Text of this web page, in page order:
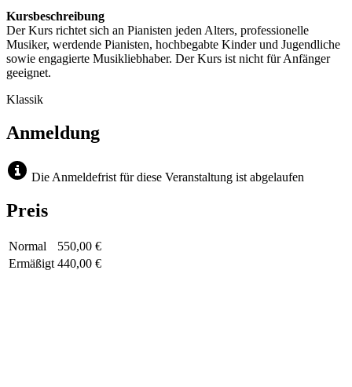
Kursbeschreibung
Der Kurs richtet sich an Pianisten jeden Alters, professionelle
Musiker, werdende Pianisten, hochbegabte Kinder und Jugendliche
sowie engagierte Musikliebhaber. Der Kurs ist nicht für Anfänger
geeignet.
Klassik
Anmeldung
Die Anmeldefrist für diese Veranstaltung ist abgelaufen
Preis
Normal
550,00 €
Ermäßigt 440,00 €